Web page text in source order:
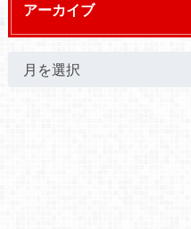
アーカイブ